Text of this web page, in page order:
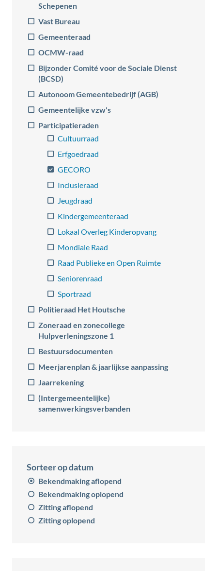
Schepenen
Vast Bureau
Gemeenteraad
OCMW-raad
Bijzonder Comité voor de Sociale Dienst
(BCSD)
Autonoom Gemeentebedrijf (AGB)
Gemeentelijke vzw's
Participatieraden
Cultuurraad
Erfgoedraad
GECORO
Inclusieraad
Jeugdraad
Kindergemeenteraad
Lokaal Overleg Kinderopvang
Mondiale Raad
Raad Publieke en Open Ruimte
Seniorenraad
Sportraad
Politieraad Het Houtsche
Zoneraad en zonecollege
Hulpverleningszone 1
Bestuursdocumenten
Meerjarenplan & jaarlijkse aanpassing
Jaarrekening
(Intergemeentelijke)
samenwerkingsverbanden
Sorteer op datum
Bekendmaking aflopend
Bekendmaking oplopend
Zitting aflopend
Zitting oplopend